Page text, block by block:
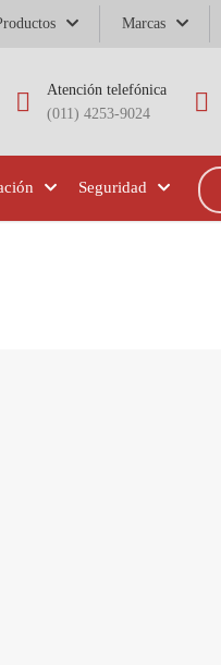
Marcas
Atención telefónica
(011) 4253-9024
Seguridad